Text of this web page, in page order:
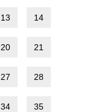
13 14
20 21
27 28
34 35